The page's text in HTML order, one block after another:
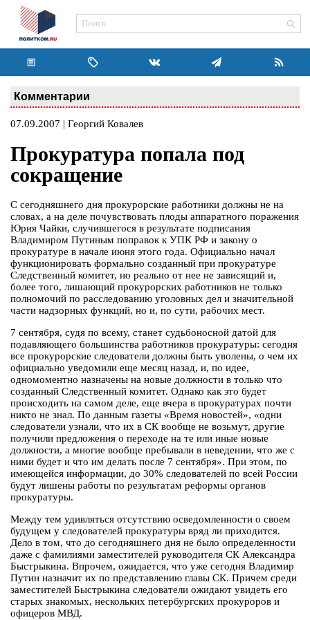
Комментарии
07.09.2007 | Георгий Ковалев
Прокуратура попала под
сокращение
С сегодняшнего дня прокурорские работники должны не на
словах, а на деле почувствовать плоды аппаратного поражения
Юрия Чайки, случившегося в результате подписания
Владимиром Путиным поправок к УПК РФ и закону о
прокуратуре в начале июня этого года. Официально начал
функционировать формально созданный при прокуратуре
Следственный комитет, но реально от нее не зависящий и,
более того, лишающий прокурорских работников не только
полномочий по расследованию уголовных дел и значительной
части надзорных функций, но и, по сути, рабочих мест.
7 сентября, судя по всему, станет судьбоносной датой для
подавляющего большинства работников прокуратуры: сегодня
все прокурорские следователи должны быть уволены, о чем их
официально уведомили еще месяц назад, и, по идее,
одномоментно назначены на новые должности в только что
созданный Следственный комитет. Однако как это будет
происходить на самом деле, еще вчера в прокуратурах почти
никто не знал. По данным газеты «Время новостей», «одни
следователи узнали, что их в СК вообще не возьмут, другие
получили предложения о переходе на те или иные новые
должности, а многие вообще пребывали в неведении, что же с
ними будет и что им делать после 7 сентября». При этом, по
имеющейся информации, до 30% следователей по всей России
будут лишены работы по результатам реформы органов
прокуратуры.
Между тем удивляться отсутствию осведомленности о своем
будущем у следователей прокуратуры вряд ли приходится.
Дело в том, что до сегодняшнего дня не было определенности
даже с фамилиями заместителей руководителя СК Александра
Быстрыкина. Впрочем, ожидается, что уже сегодня Владимир
Путин назначит их по представлению главы СК. Причем среди
заместителей Быстрыкина следователи ожидают увидеть его
старых знакомых, нескольких петербургских прокуроров и
офицеров МВД.